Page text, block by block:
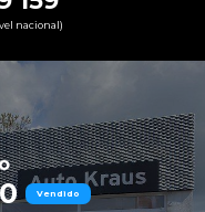
nacional)
Vendido